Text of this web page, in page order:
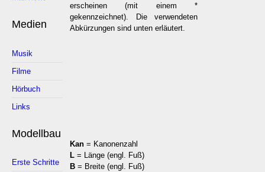
Medien
Musik
Filme
Hörbuch
Links
Modellbau
Erste Schritte
erscheinen (mit einem *
gekennzeichnet). Die verwendeten
Abkürzungen sind unten erläutert.
Kan= Kanonenzahl
L= Länge (engl. Fuß)
B= Breite (engl. Fuß)